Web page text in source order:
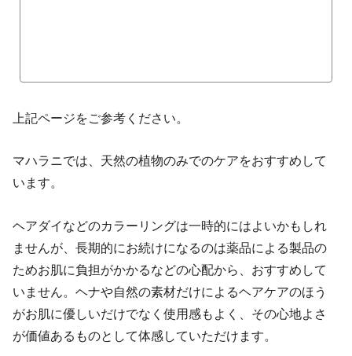
上記ページをご参考ください。
マハラニでは、天然の植物のみでのケアをおすすめして
います。
ヘアダイなどのカラーリングは一時的にはよいかもしれ
ませんが、長期的にお続けになるのは薬品による製品の
ためお肌に負担がかかるなどの心配から、おすすめして
いません。ヘナや自然の素材だけによるヘアケアのほう
がお肌に優しいだけでなく使用感もよく、その心地よさ
が価値あるものとして体感していただけます。